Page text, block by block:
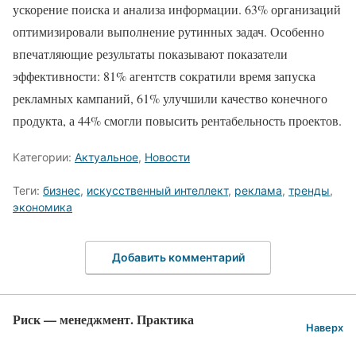
ускорение поиска и анализа информации. 63% организаций
оптимизировали выполнение рутинных задач. Особенно
впечатляющие результаты показывают показатели
эффективности: 81% агентств сократили время запуска
рекламных кампаний, 61% улучшили качество конечного
продукта, а 44% смогли повысить рентабельность проектов.
Категории: Актуальное, Новости
Теги: бизнес, искусственный интеллект, реклама, тренды,
экономика
Добавить комментарий
Риск — менеджмент. Практика Наверх